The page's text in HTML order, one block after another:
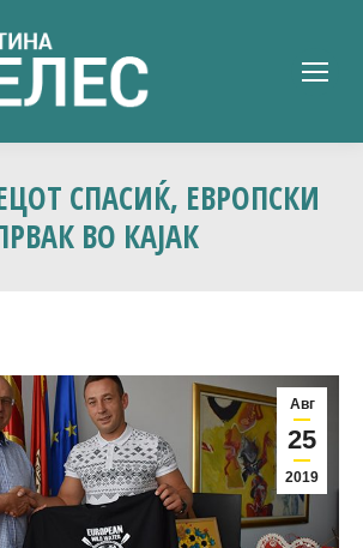
СПАСИЌ, ЕВРОПСКИ
ВО КАЈАК
Авг
25
2019